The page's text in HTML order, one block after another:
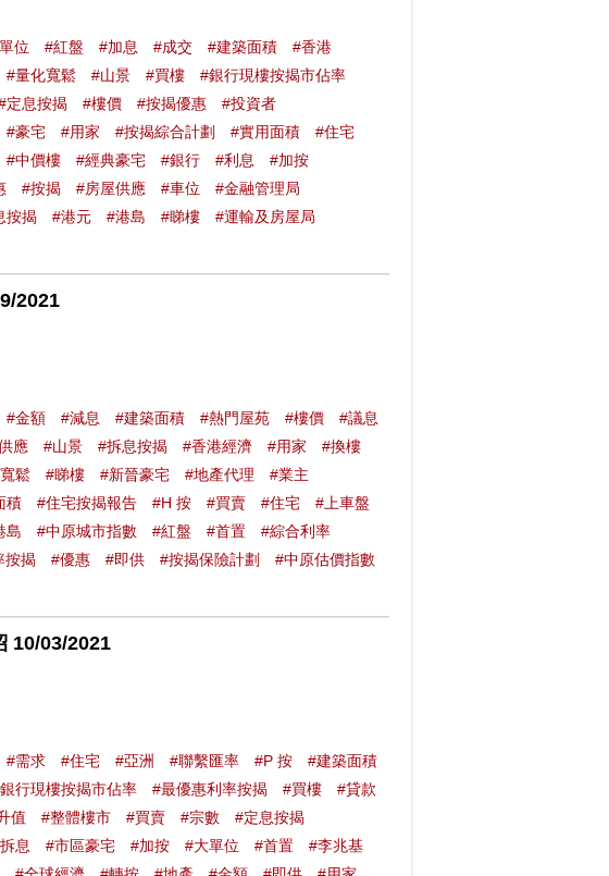
位 #紅盤 #加息 #成交 #建築面積
#香港
#量化寬鬆 #山景 #買樓
#銀行現樓按揭市佔率
定息按揭 #樓價 #按揭優惠
#投資者
#豪宅 #用家 #按揭綜合計劃 #實用面積
#住宅
#中價樓 #經典豪宅 #銀行 #利息
#加按
#按揭 #房屋供應 #車位
#金融管理局
按揭 #港元 #港島 #睇樓
#運輸及房屋局
2021
#金額 #減息 #建築面積 #熱門屋苑 #樓價
#議息
應 #山景 #拆息按揭 #香港經濟 #用家
#換樓
鬆 #睇樓 #新晉豪宅 #地產代理
#業主
積 #住宅按揭報告 #H 按 #買賣 #住宅
#上車盤
島 #中原城市指數 #紅盤 #首置
#綜合利率
按揭 #優惠 #即供 #按揭保險計劃
#中原估價指數
10/03/2021
#需求 #住宅 #亞洲 #聯繫匯率 #P 按
#建築面積
行現樓按揭市佔率 #最優惠利率按揭 #買樓
#貸款
值 #整體樓市 #買賣 #宗數
#定息按揭
息 #市區豪宅 #加按 #大單位 #首置
#李兆基